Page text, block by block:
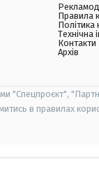
Правила
Політика
Технічна
Контакти
Архів
"Спецпроєкт",
в правилах